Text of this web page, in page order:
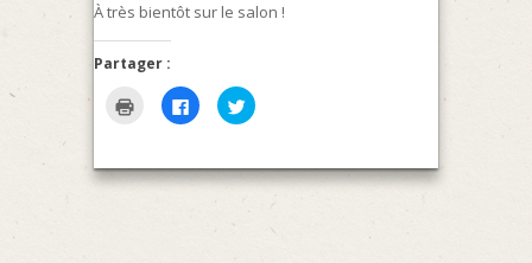
À très bientôt sur le salon !
Partager :
Klicken
zum
Ausdrucken
neuem
Fenster
Klick,
um
teilen
(Wird
Fenster
Klick,
um
teilen
(Wird
neuem
Fenster